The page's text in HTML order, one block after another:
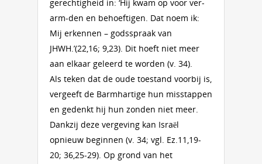
gerechtigheid in: ‘Hij kwam op voor ver-
arm-den en behoeftigen. Dat noem ik:
Mij erkennen – godsspraak van
JHWH.’(22,16; 9,23). Dit hoeft niet meer
aan elkaar geleerd te worden (v. 34).
Als teken dat de oude toestand voorbij is,
vergeeft de Barmhartige hun misstappen
en gedenkt hij hun zonden niet meer.
Dankzij deze vergeving kan Israël
opnieuw beginnen (v. 34; vgl. Ez.11,19-
20; 36,25-29). Op grond van het